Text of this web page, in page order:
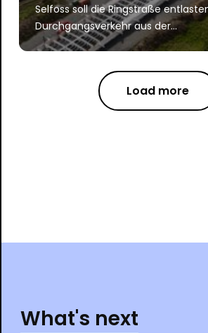
Selfoss soll die Ringstraße
Durchgangsverkehr aus der...
Load more
What's next